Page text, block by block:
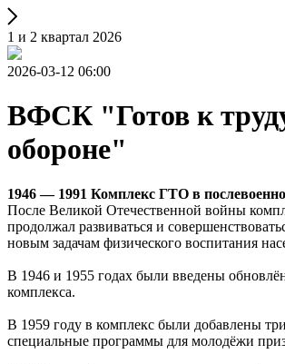
1 и 2 квартал 2026
2026-03-12 06:00
ВФСК "Готов к
обороне"
1946 — 1991 Комплекс ГТО в
После Великой Отечественной войны
продолжал развиваться и
новым задачам физического воспитания
В 1946 и 1955 годах были введены
комплекса.
В 1959 году в комплекс были добавлены
специальные программы для молодёжи